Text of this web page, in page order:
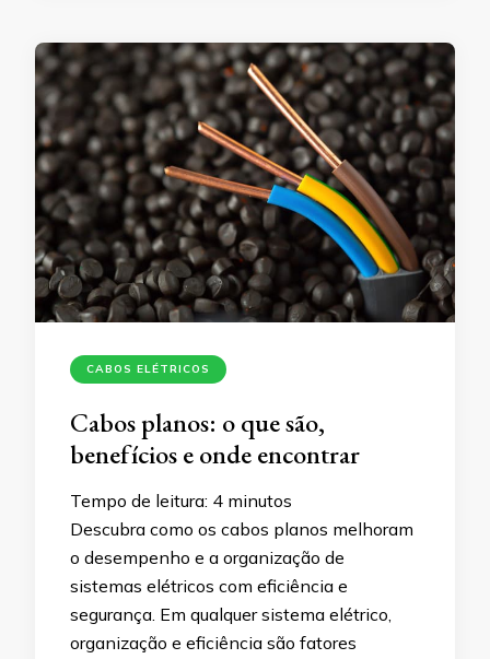
CABOS ELÉTRICOS
Cabos planos: o que são,
benefícios e onde encontrar
Tempo de leitura: 4 minutos
Descubra como os cabos planos melhoram
o desempenho e a organização de
sistemas elétricos com eficiência e
segurança. Em qualquer sistema elétrico,
organização e eficiência são fatores